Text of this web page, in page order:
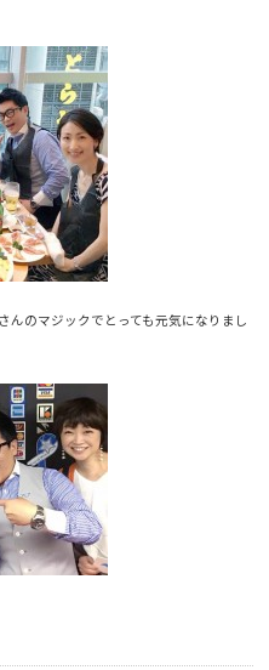
のマジックでとっても元気になりまし